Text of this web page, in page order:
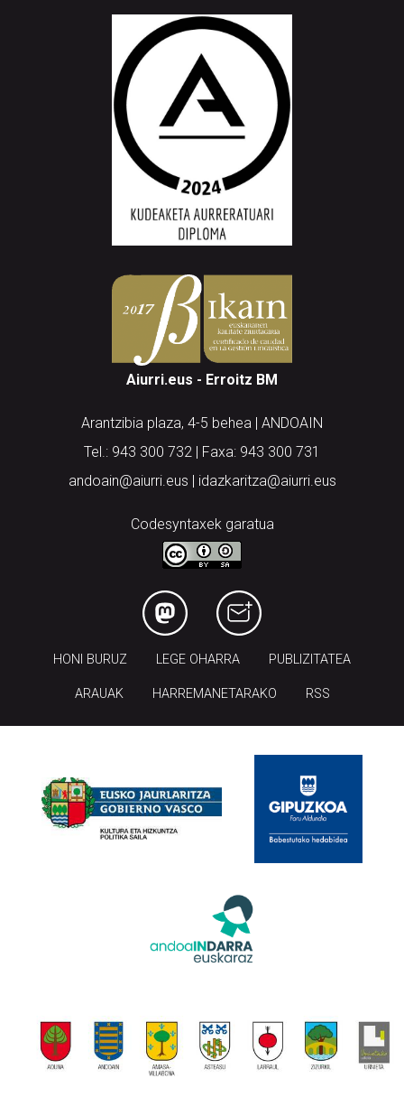
Aiurri.eus - Erroitz BM
Arantzibia plaza, 4-5 behea | ANDOAIN
Tel.: 943 300 732 | Faxa: 943 300 731
andoain@aiurri.eus | idazkaritza@aiurri.eus
Codesyntaxek garatua
HONI BURUZ LEGE OHARRA PUBLIZITATEA
ARAUAK HARREMANETARAKO RSS